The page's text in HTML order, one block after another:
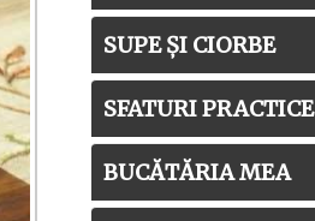
SUPE ȘI CIORBE
SFATURI PRACTICE
BUCĂTĂRIA MEA